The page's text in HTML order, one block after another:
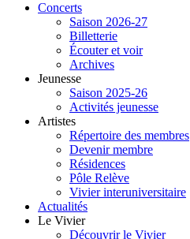
Concerts
Saison 2026-27
Billetterie
Écouter et voir
Archives
Jeunesse
Saison 2025-26
Activités jeunesse
Artistes
Répertoire des membres
Devenir membre
Résidences
Pôle Relève
Vivier interuniversitaire
Actualités
Le Vivier
Découvrir le Vivier